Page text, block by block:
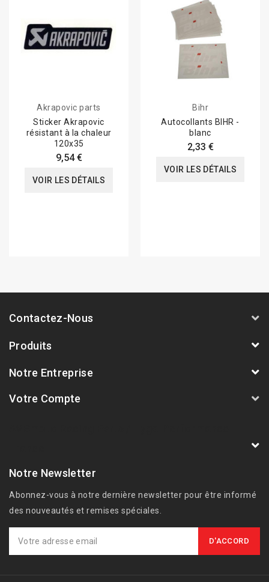
Akrapovic parts
Sticker Akrapovic
résistant à la chaleur
120x35
9,54 €
VOIR LES DÉTAILS
Bihr
Autocollants BIHR -
blanc
2,33 €
VOIR LES DÉTAILS
Contactez-Nous
Produits
Notre Entreprise
Votre Compte
Notre Newsletter
Abonnez-vous à notre dernière newsletter pour être informé
des nouveautés et remises spéciales.